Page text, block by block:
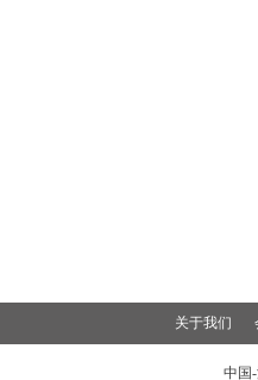
关于我们
中国